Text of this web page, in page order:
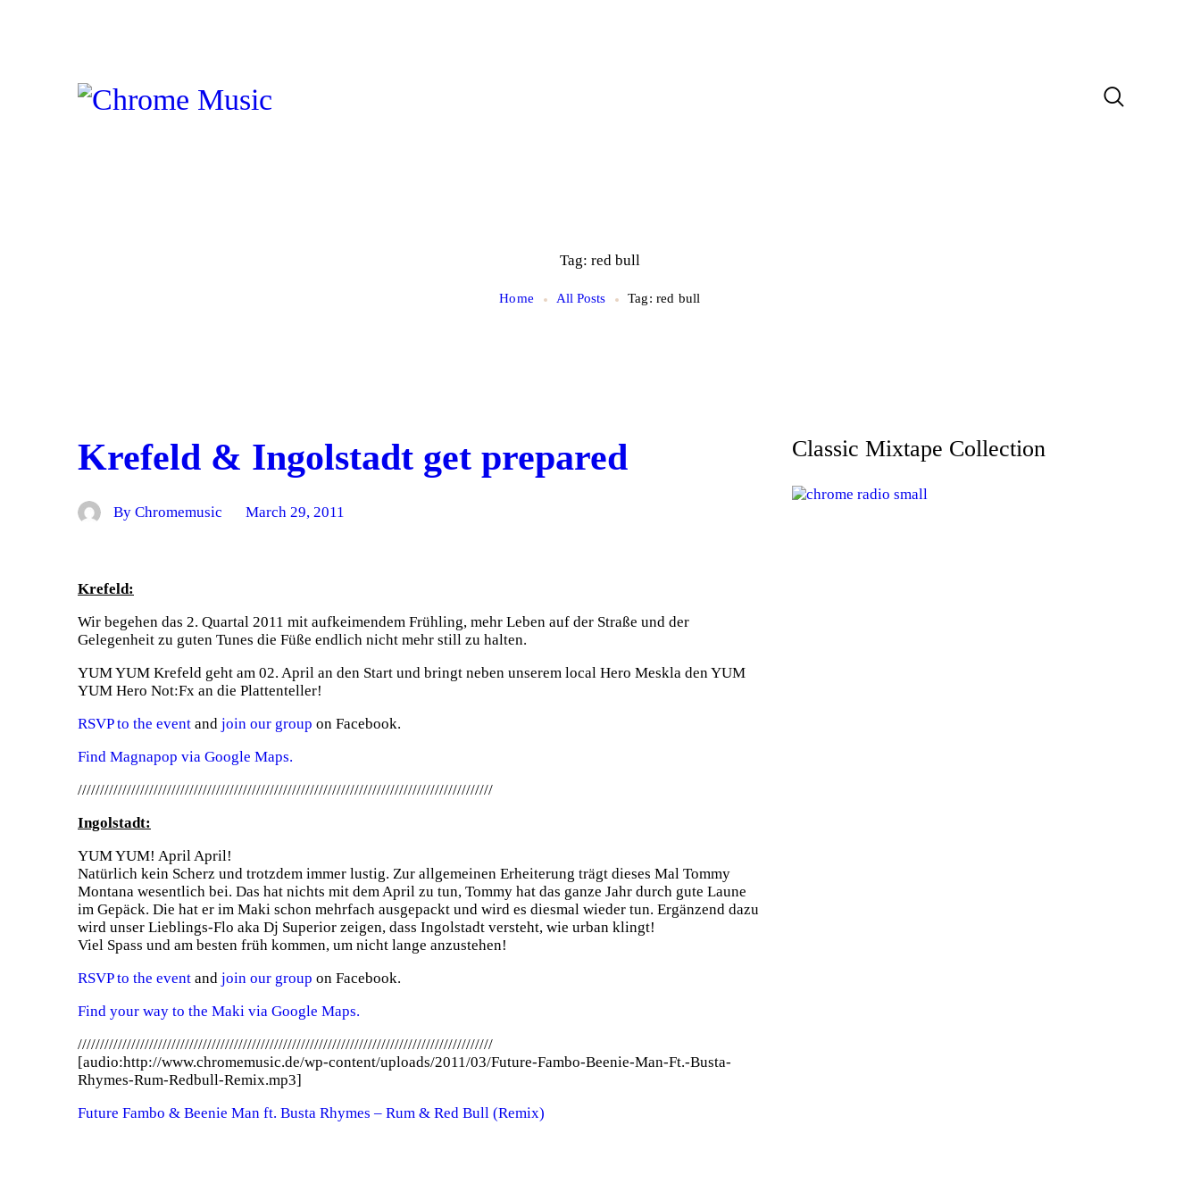
Tag: red bull
Home All Posts Tag: red bull
Krefeld & Ingolstadt get prepared
By Chromemusic March 29, 2011
Krefeld:
Wir begehen das 2. Quartal 2011 mit aufkeimendem Frühling, mehr Leben auf der Straße und der
Gelegenheit zu guten Tunes die Füße endlich nicht mehr still zu halten.
YUM YUM Krefeld geht am 02. April an den Start und bringt neben unserem local Hero Meskla den YUM
YUM Hero Not:Fx an die Plattenteller!
RSVP to the event and join our group on Facebook.
Find Magnapop via Google Maps.
/////////////////////////////////////////////////////////////////////////////////////////////
Ingolstadt:
YUM YUM! April April!
Natürlich kein Scherz und trotzdem immer lustig. Zur allgemeinen Erheiterung trägt dieses Mal Tommy
Montana wesentlich bei. Das hat nichts mit dem April zu tun, Tommy hat das ganze Jahr durch gute Laune
im Gepäck. Die hat er im Maki schon mehrfach ausgepackt und wird es diesmal wieder tun. Ergänzend dazu
wird unser Lieblings-Flo aka Dj Superior zeigen, dass Ingolstadt versteht, wie urban klingt!
Viel Spass und am besten früh kommen, um nicht lange anzustehen!
RSVP to the event and join our group on Facebook.
Find your way to the Maki via Google Maps.
/////////////////////////////////////////////////////////////////////////////////////////////
[audio:http://www.chromemusic.de/wp-content/uploads/2011/03/Future-Fambo-Beenie-Man-Ft.-Busta-
Rhymes-Rum-Redbull-Remix.mp3]
Future Fambo & Beenie Man ft. Busta Rhymes – Rum & Red Bull (Remix)
Classic Mixtape Collection